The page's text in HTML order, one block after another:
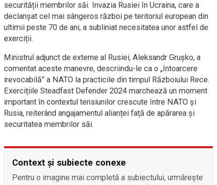
securității membrilor săi. Invazia Rusiei în Ucraina, care a
declanșat cel mai sângeros război pe teritoriul european din
ultimii peste 70 de ani, a subliniat necesitatea unor astfel de
exerciții.
Ministrul adjunct de externe al Rusiei, Aleksandr Grușko, a
comentat aceste manevre, descriindu-le ca o „întoarcere
irevocabilă” a NATO la practicile din timpul Războiului Rece.
Exercițiile Steadfast Defender 2024 marchează un moment
important în contextul tensiunilor crescute între NATO și
Rusia, reiterând angajamentul alianței față de apărarea și
securitatea membrilor săi.
Context și subiecte conexe
Pentru o imagine mai completă a subiectului, urmărește